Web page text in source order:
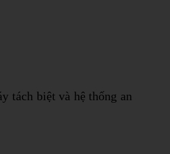
tách biệt và hệ thống an